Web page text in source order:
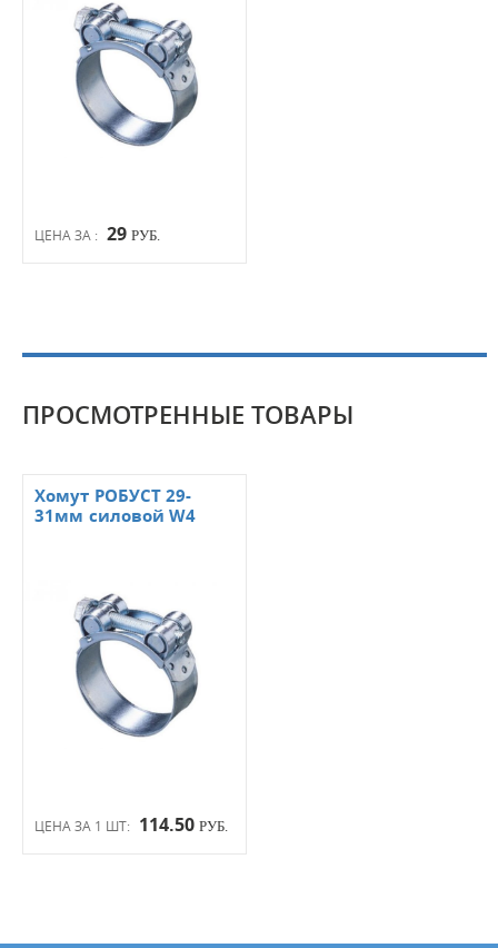
ЦЕНА ЗА : 29 РУБ.
ПРОСМОТРЕННЫЕ ТОВАРЫ
ЦЕНА ЗА 1 ШТ: 114.50 РУБ.
Хомут РОБУСТ 29-
31мм силовой W4